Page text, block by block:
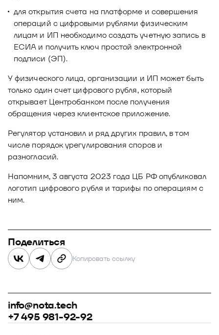
для открытия счета на платформе и совершения
операций с цифровыми рублями физическим
лицам и ИП необходимо создать учетную запись в
ЕСИА и получить ключ простой электронной
подписи (ЭП).
У физического лица, организации и ИП может быть
только один счет цифрового рубля, который
открывает Центробанком после получения
обращения через клиентское приложение.
Регулятор установил и ряд других правил, в том
числе порядок урегулирования споров и
разногласий.
Напомним, 3 августа 2023 года ЦБ РФ опубликовал
логотип цифрового рубля и тарифы по операциям с
ним.
Поделиться
Копировать ссылку
info@nota.tech
+7 495 981-92-92